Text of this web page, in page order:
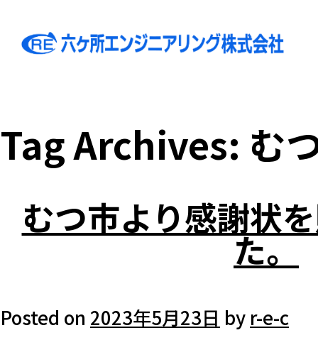
Tag Archives: む
むつ市より感謝状
た。
Posted on 2023年5月23日 by r-e-c